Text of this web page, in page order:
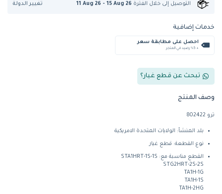
التوصيل إلى خلال الفترة 11 Aug 26 - 15 Aug 26 تغيير الدولة
خدمات إضافية
احصل على مطابقة سعر
+ %5 رصيد في المتجر
تبحث عن قطع غيار؟
وصف المنتج
ترو 802422
بلد المنشأ: الولايات المتحدة الامريكية
نوع القطعة: قطع غيار
القطع مناسبة مع: STA1HRT-1S-1S
STG2HRT-2S-2S
TA1H-1G
TA1H-1S
TA1H-2HG